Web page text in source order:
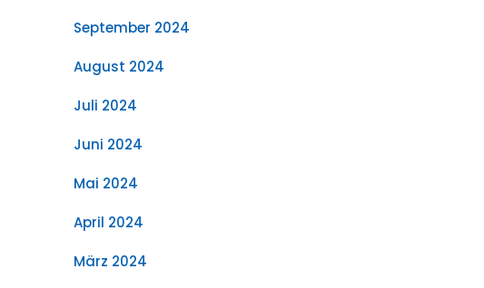
September 2024
August 2024
Juli 2024
Juni 2024
Mai 2024
April 2024
März 2024